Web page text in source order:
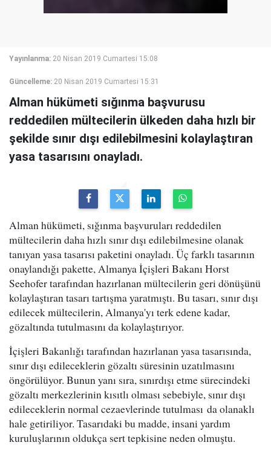
Yayınlanma: 20 Nisan 2019 Cumartesi 15:08
Güncelleme: 20 Nisan 2019 Cumartesi 15:31
Alman hükümeti sığınma başvurusu
reddedilen mültecilerin ülkeden daha hızlı bir
şekilde sınır dışı edilebilmesini kolaylaştıran
yasa tasarısını onayladı.
Alman hükümeti, sığınma başvuruları reddedilen
mültecilerin daha hızlı sınır dışı edilebilmesine olanak
tanıyan yasa tasarısı paketini onayladı. Üç farklı tasarının
onaylandığı pakette, Almanya İçişleri Bakanı Horst
Seehofer tarafından hazırlanan mültecilerin geri dönüşünü
kolaylaştıran tasarı tartışma yaratmıştı. Bu tasarı, sınır dışı
edilecek mültecilerin, Almanya'yı terk edene kadar,
gözaltında tutulmasını da kolaylaştırıyor.
İçişleri Bakanlığı tarafından hazırlanan yasa tasarısında,
sınır dışı edileceklerin gözaltı süresinin uzatılmasını
öngörülüyor. Bunun yanı sıra, sınırdışı etme sürecindeki
gözaltı merkezlerinin kısıtlı olması sebebiyle, sınır dışı
edileceklerin normal cezaevlerinde tutulması da olanaklı
hale getiriliyor. Tasarıdaki bu madde, insani yardım
kuruluşlarının oldukça sert tepkisine neden olmuştu.